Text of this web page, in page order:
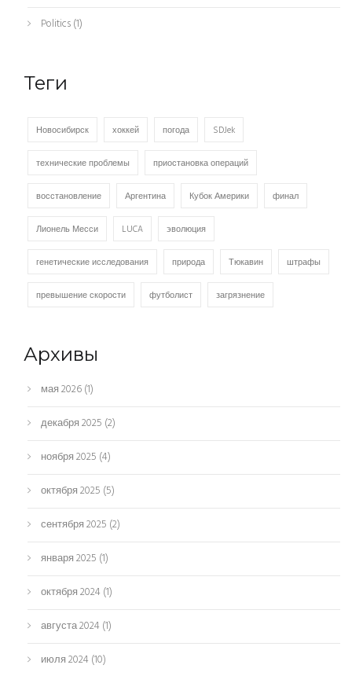
Politics(1)
Теги
Новосибирск хоккей погода SDJek
технические проблемы приостановка операций
восстановление Аргентина Кубок Америки финал
Лионель Месси LUCA эволюция
генетические исследования природа Тюкавин штрафы
превышение скорости футболист загрязнение
Архивы
мая 2026(1)
декабря 2025 (2)
ноября 2025 (4)
октября 2025 (5)
сентября 2025 (2)
января 2025 (1)
октября 2024 (1)
августа 2024 (1)
июля 2024 (10)